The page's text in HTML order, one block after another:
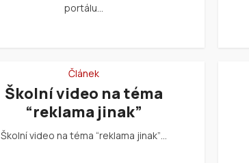
portálu…
Článek
Školní video na téma
“reklama jinak”
Školní video na téma “reklama jinak”…